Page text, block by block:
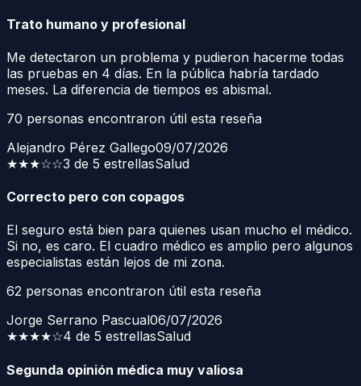
Trato humano y profesional
Me detectaron un problema y pudieron hacerme todas
las pruebas en 4 días. En la pública habría tardado
meses. La diferencia de tiempos es abismal.
70 personas encontraron útil esta reseña
Alejandro Pérez Gallego09/07/2026
★★★☆☆3 de 5 estrellasSalud
Correcto pero con copagos
El seguro está bien para quienes usan mucho el médico.
Si no, es caro. El cuadro médico es amplio pero algunos
especialistas están lejos de mi zona.
62 personas encontraron útil esta reseña
Jorge Serrano Pascual06/07/2026
★★★★☆4 de 5 estrellasSalud
Segunda opinión médica muy valiosa